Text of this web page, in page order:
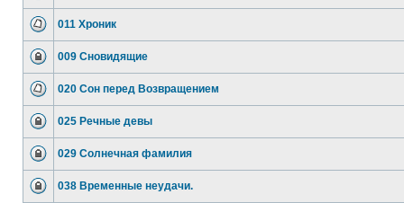
011 Хроник
009 Сновидящие
020 Сон перед Возвращением
025 Речные девы
029 Солнечная фамилия
038 Временные неудачи.